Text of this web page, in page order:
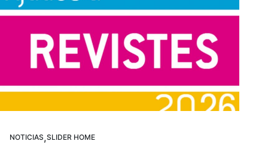
NOTICIAS,SLIDER HOME